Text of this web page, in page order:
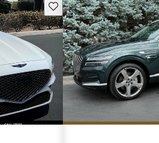
Guarda este Aviso